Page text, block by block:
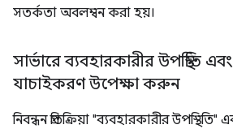
সতর্কতা অবলম্বন করা হয়।
সার্ভারে ব্যবহারকারীর উপস্থিতি
যাচাইকরণ উপেক্ষা করুন
নিবন্ধন প্রতিক্রিয়া "ব্যবহারকারীর উপস্থিতি"